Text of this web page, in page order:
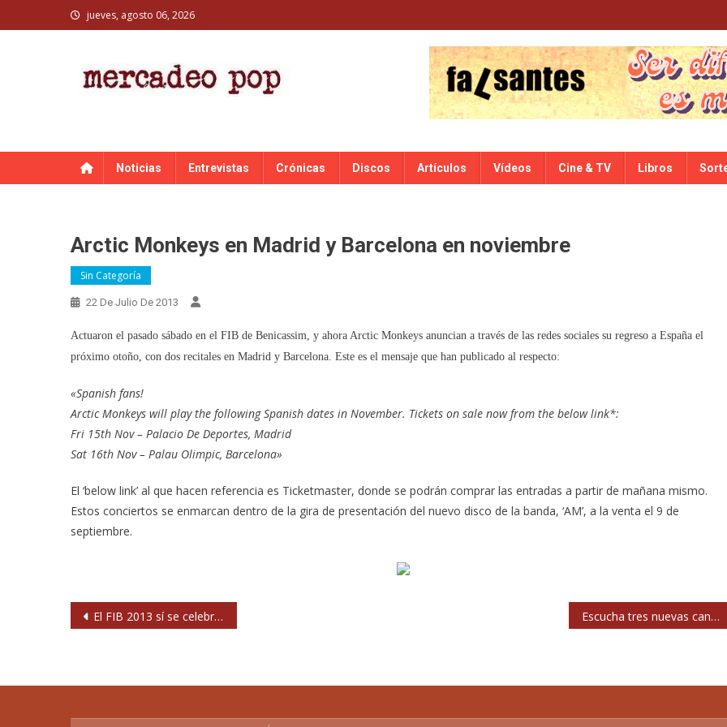
to
jueves, agosto 06, 2026
Noticias Entrevistas Crónicas Discos Artículos Vídeos Cine & TV Libros
Arctic Monkeys en Madrid y Barcelona en noviembre
Sin Categoría
22 De Julio De 2013
Actuaron el pasado sábado en el FIB de Benicassim, y ahora Arctic Monkeys anuncian a través de las redes sociales su regreso a España el
próximo otoño, con dos recitales en Madrid y Barcelona. Este es el mensaje que han publicado al respecto:
«Spanish fans!
Arctic Monkeys will play the following Spanish dates in November. Tickets on sale now from the below link*:
Fri 15th Nov – Palacio De Deportes, Madrid
Sat 16th Nov – Palau Olimpic, Barcelona»
El ‘below link’ al que hacen referencia es Ticketmaster, donde se podrán comprar las entradas a partir de mañana mismo.
Estos conciertos se enmarcan dentro de la gira de presentación del nuevo disco de la banda, ‘AM’, a la venta el 9 de
septiembre.
Navegación
El FIB 2013 sí se celebrará Escucha tres nuevas canciones de Pearl Jam